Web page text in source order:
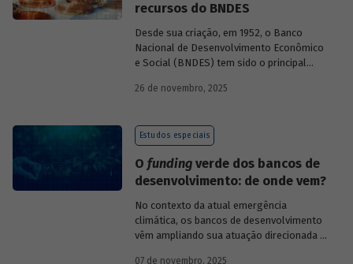
recursos do BNDES
Desde sua criação, em 1952, o Banco
Nacional de Desenvolvimento Econômico
e Social (BNDES) tem sido o principal
brasileiro, ocupando um espaço central
momentos de crise, como as de 2008 e
da Covid-19, e no combate à emergência
entanto, são necessárias sólidas fontes
de recursos.
26 de novembro, 2025
Estudos especiais
O fundingverde dos bancos de
desenvolvimento: de onde vem?
No contexto da atual emergência
climática, os bancos de desenvolvimento
vêm ampliando sua atuação direcionada à
07 de novembro, 2025